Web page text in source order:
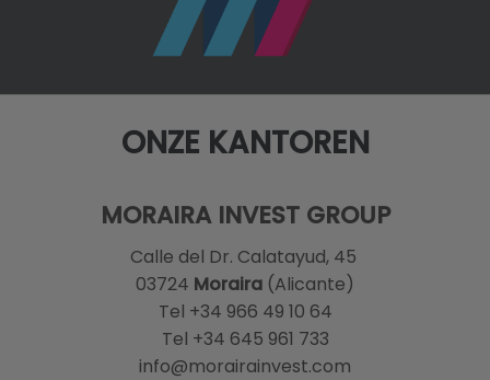
ONZE KANTOREN
MORAIRA INVEST GROUP
Calle del Dr. Calatayud, 45
03724 Moraira (Alicante)
Tel +34 966 49 10 64
Tel +34 645 961 733
info@morairainvest.com